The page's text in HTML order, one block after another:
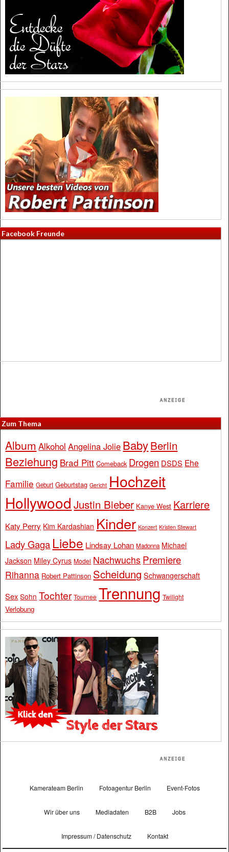
Facebook Freunde
Zum Thema
Album Alkohol Angelina Jolie BabyBerlin
Beziehung Brad Pitt Comeback Drogen DSDS Ehe
Familie Geburt Geburtstag Gericht Hochzeit
Hollywood Justin Bieber Kanye West Karriere
Katy Perry Kim Kardashian Kinder Konzert Kristen Stewart
Lady Gaga Liebe Lindsay Lohan Madonna Michael
Jackson Miley Cyrus Model Nachwuchs Premiere
Rihanna Robert Pattinson Scheidung Schwangerschaft
Sex Sohn Tochter Tournee Trennung Twilight
Verlobung
Kamerateam Berlin Fotoagentur Berlin Event-Fotos
Wir über uns Mediadaten B2B Jobs
Impressum / Datenschutz Kontakt